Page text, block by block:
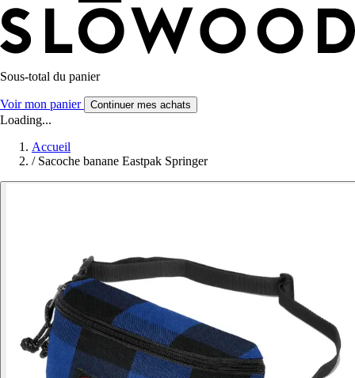
Sous-total du panier
Voir mon panier Continuer mes achats
Loading...
Accueil
/ Sacoche banane Eastpak Springer